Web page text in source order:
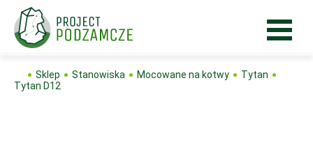
Sklep Stanowiska Mocowane na kotwy
Tytan
Tytan D12